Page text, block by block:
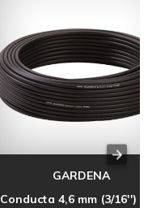
GARDENA
Conducta 4,6 mm (3/16'')